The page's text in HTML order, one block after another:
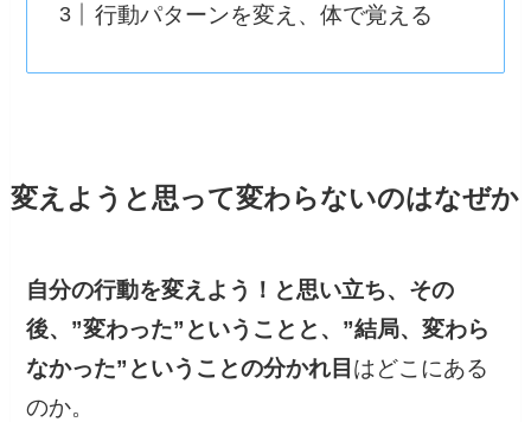
行動パターンを変え、体で覚える
変えようと思って変わらないのはなぜか
自分の行動を変えよう！と思い立ち、その
後、”変わった”ということと、”結局、変わら
なかった”ということの分かれ目 はどこにある
のか。